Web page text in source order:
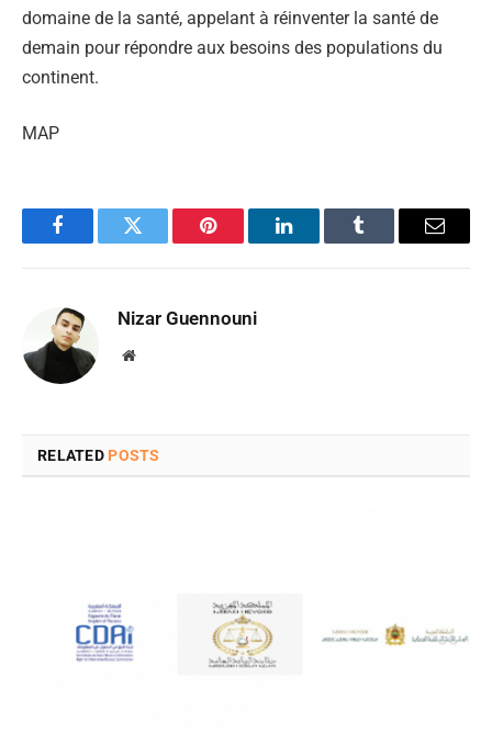
domaine de la santé, appelant à réinventer la santé de
demain pour répondre aux besoins des populations du
continent.
MAP
FacebookTwitter Pinterest LinkedInTumblr Email
Nizar Guennouni
Website
RELATED POSTS